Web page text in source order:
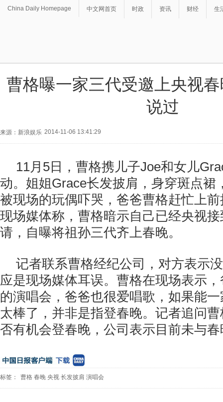
China Daily Homepage 中文网首页 时政 资讯 财经 生
曹格曝一家三代受邀上央视
说过
来源：新浪娱乐 2014-11-06 13:41:29
11月5日，曹格携儿子Joe和女儿
动。姐姐Grace长发披肩，身穿斑点裙
被现场的玩偶吓哭，爸爸曹格赶忙上
现场媒体称，曹格暗示自己已经央视
请，自曝将祖孙三代齐上春晚。
记者联系曹格经纪公司，对方表示
应是现场媒体耳误。曹格在现场表示
的演唱会，爸爸也很爱唱歌，如果能
太棒了，并非是指登春晚。记者追问
否有机会登春晚，公司表示目前未与
标签： 曹格 春晚 央视 长发披肩 演唱会